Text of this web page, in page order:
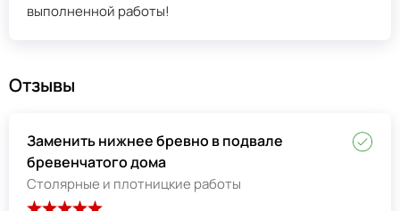
выполненной работы!
Отзывы
Заменить нижнее бревно в подвале
бревенчатого дома
Столярные и плотницкие работы